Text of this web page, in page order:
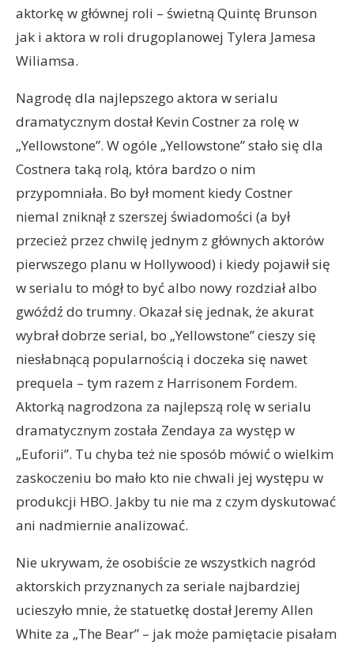
aktorkę w głównej roli – świetną Quintę Brunson
jak i aktora w roli drugoplanowej Tylera Jamesa
Wiliamsa.
Nagrodę dla najlepszego aktora w serialu
dramatycznym dostał Kevin Costner za rolę w
„Yellowstone”. W ogóle „Yellowstone” stało się dla
Costnera taką rolą, która bardzo o nim
przypomniała. Bo był moment kiedy Costner
niemal zniknął z szerszej świadomości (a był
przecież przez chwilę jednym z głównych aktorów
pierwszego planu w Hollywood) i kiedy pojawił się
w serialu to mógł to być albo nowy rozdział albo
gwóźdź do trumny. Okazał się jednak, że akurat
wybrał dobrze serial, bo „Yellowstone” cieszy się
niesłabnącą popularnością i doczeka się nawet
prequela – tym razem z Harrisonem Fordem.
Aktorką nagrodzona za najlepszą rolę w serialu
dramatycznym została Zendaya za występ w
„Euforii”. Tu chyba też nie sposób mówić o wielkim
zaskoczeniu bo mało kto nie chwali jej występu w
produkcji HBO. Jakby tu nie ma z czym dyskutować
ani nadmiernie analizować.
Nie ukrywam, że osobiście ze wszystkich nagród
aktorskich przyznanych za seriale najbardziej
ucieszyło mnie, że statuetkę dostał Jeremy Allen
White za „The Bear” – jak może pamiętacie pisałam